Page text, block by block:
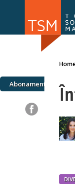
Abonamente